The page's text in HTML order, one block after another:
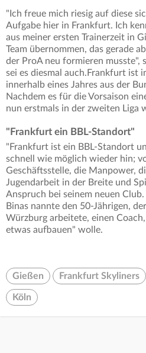
"Ich freue mich riesig auf diese
Aufgabe hier in Frankfurt. Ich
aus meiner ersten Trainerzeit in
Team übernommen, das gerade
der ProA neu formieren musste",
sei es diesmal auch.Frankfurt ist
innerhalb eines Jahres aus der
Nachdem es für die Vorsaison
nun erstmals in der zweiten Liga
"Frankfurt ein BBL-Standort"
"Frankfurt ist ein BBL-Standort
schnell wie möglich wieder hin;
Geschäftsstelle, die Manpower,
Jugendarbeit in der Breite und
Anspruch bei seinem neuen
Binas nannte den 50-Jährigen,
Würzburg arbeitete, einen
etwas aufbauen" wolle.
Gießen Frankfurt Skyliners
Köln